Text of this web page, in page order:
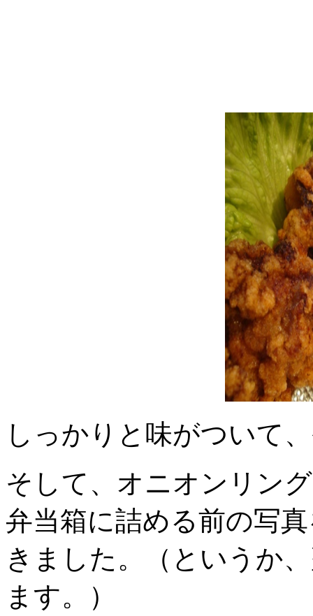
しっかりと味がついて
そして、オニオンリン
弁当箱に詰める前の写
きました。（というか
ます。）